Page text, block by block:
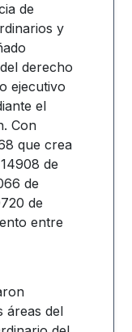
de
y
derecho
ejecutivo
el
Con
que crea
de
de
de
entre
áreas del